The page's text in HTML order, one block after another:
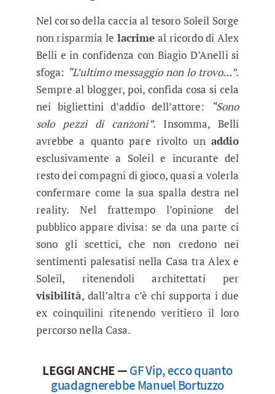
Nel corso della caccia al tesoro Soleil Sorge
non risparmia le lacrime al ricordo di Alex
Belli e in confidenza con Biagio D’Anelli si
sfoga: “L’ultimo messaggio non lo trovo…”.
Sempre al blogger, poi, confida cosa si cela
nei bigliettini d’addio dell’attore:
“Sono
solo pezzi di canzoni”. Insomma, Belli
avrebbe a quanto pare rivolto un addio
esclusivamente a Soleil e incurante del
resto dei compagni di gioco, quasi a volerla
confermare come la sua spalla destra nel
reality. Nel frattempo l’opinione del
pubblico appare divisa: se da una parte ci
sono gli scettici, che non credono nei
sentimenti palesatisi nella Casa tra Alex e
Soleil, ritenendoli architettati per
visibilità, dall’altra c’è chi supporta i due
ex coinquilini ritenendo veritiero il loro
percorso nella Casa.
LEGGI ANCHE —GF Vip, ecco quanto
guadagnerebbe Manuel Bortuzzo